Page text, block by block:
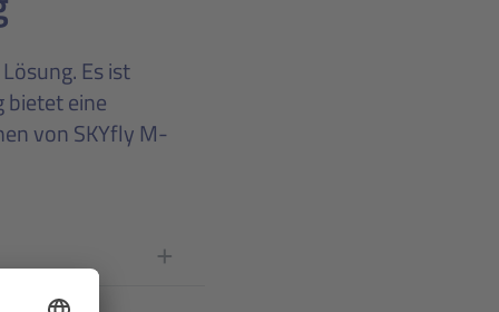
Es ist
bietet eine
von SKYfly M-